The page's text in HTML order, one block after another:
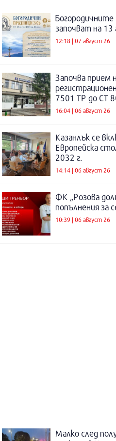
започват на 13
12:18 | 07 август 26
Започва прием
7501 ТР до СТ
16:04 | 06 август 26
Казанлък се
Европейска
2032 г.
14:14 | 06 август 26
ФК „Розова
попълнения за
10:39 | 06 август 26
Малко след